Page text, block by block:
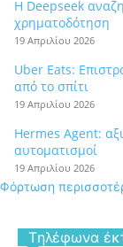
Η Deepseek
χρηματοδότηση
19 Απριλίου 2026
Uber Eats:
από το σπίτι
19 Απριλίου 2026
Hermes Agent:
αυτοματισμοί
19 Απριλίου 2026
Φόρτωση
Tηλέφωνα